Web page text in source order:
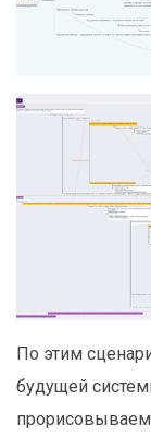
По этим
будущей